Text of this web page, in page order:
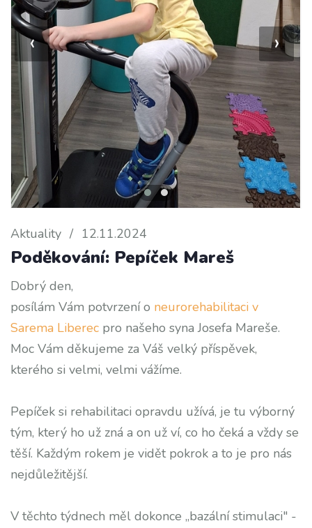
‹ ›
Aktuality / 12.11.2024
Poděkování: Pepíček Mareš
Dobrý den,
posílám Vám potvrzení o neurorehabilitaci v
Sarema Liberec pro našeho syna Josefa Mareše.
Moc Vám děkujeme za Váš velký příspěvek,
kterého si velmi, velmi vážíme.
Pepíček si rehabilitaci opravdu užívá, je tu výborný
tým, který ho už zná a on už ví, co ho čeká a vždy se
těší. Každým rokem je vidět pokrok a to je pro nás
nejdůležitější.
V těchto týdnech měl dokonce „bazální stimulaci" -